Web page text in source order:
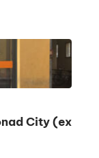
City (ex